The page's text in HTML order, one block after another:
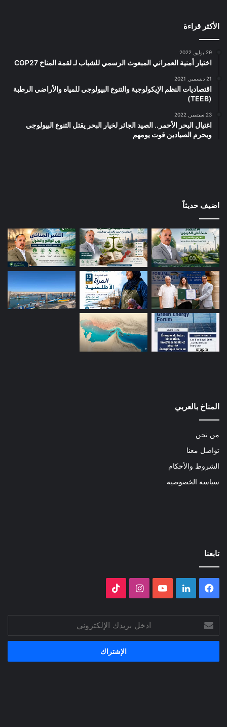
الأكثر قراءة
29 يوليو, 2022
اختيار أمنية العمراني المبعوث الرسمي للشباب لـ لقمة المناخ COP27
21 ديسمبر, 2021
اقتصاديات النظم الإيكولوجية والتنوع البيولوجي للمياه والأراضي الرطبة
(TEEB)
23 سبتمبر, 2022
اغتيال البحر الأحمر.. الصيد الجائر لخيار البحر يقتل التنوع البيولوجي
ويحرم الصيادين قوت يومهم
اضيف حديثاً
المناخ بالعربي
من نحن
تواصل معنا
الشروط والأحكام
سياسة الخصوصية
تابعنا
فيسبوك لينكدإن ‫YouTubeانستقرام
بريدك
الإلكتروني